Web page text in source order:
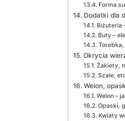
Forma
Dodatki dla
Biżuteria
Buty –
Okrycia
Żakiety,
Szale,
Welon,
Welon –
Opaski,
Kwiaty